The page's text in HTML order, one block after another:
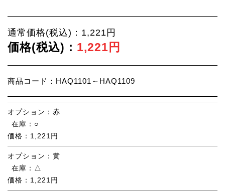
通常価格(税込)：1,221円
価格(税込)： 1,221円
商品コード：HAQ1101～HAQ1109
オプション： 赤
在庫： ○
価格： 1,221円
オプション： 黄
在庫： △
価格： 1,221円